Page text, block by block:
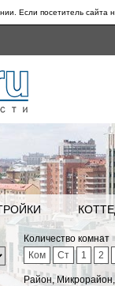
Если посетитель сайта
Количество комнат
Ком
Ст 1 2
Район,